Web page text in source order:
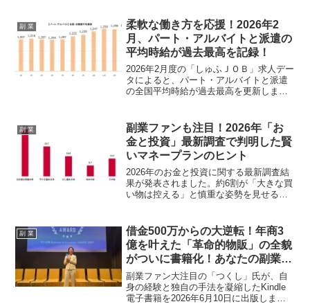
業や推し活資金の捻出にも最適なこの機
会をお見逃しなく。
副 業
柔軟な働き方を応援！2026年2
月、パート・アルバイトと派遣の
平均時給が過去最高を記録！
2026年2月度の「しゅふＪＯＢ」求人デー
タによると、パート・アルバイトと派遣
の全国平均時給が過去最高を更新しまし
方を求める人々にとって、より良い条件
で働くチャンスが広がっています。この
最新情報を活かして、あなたのライフス
タイルに合った働き方を見つけましょ
う！
副 業
副業ファンも注目！2026年「お
金と投資」最新調査で判明した賢
いマネープランのヒント
2026年のお金と投資に関する最新調査結
果が発表されました。約6割が「大きな買
い物は控える」と慎重な姿勢を見せる一
己投資が上位に。減税・給付金があって
も「貯蓄・投資」に回す意向が強く、投
資への関心も高まっています。副業で得
た収入をどう活かすか、ファンにとって
見逃せない情報をお届けします。
副 業
借金500万からの大逆転！年商3
億を叶えた「革命的物販」の全貌
がついに書籍化！あなたの副業ラ
イフが変わる予感！
副業ファン大注目の「つくし」氏が、自
身の経験と独自の手法を凝縮したKindle
電子書籍を2026年6月10日に出版しま